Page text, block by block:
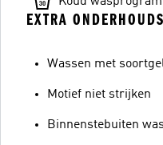
EXTRA
Wassen met
Motief niet strijken
Binnenstebuiten